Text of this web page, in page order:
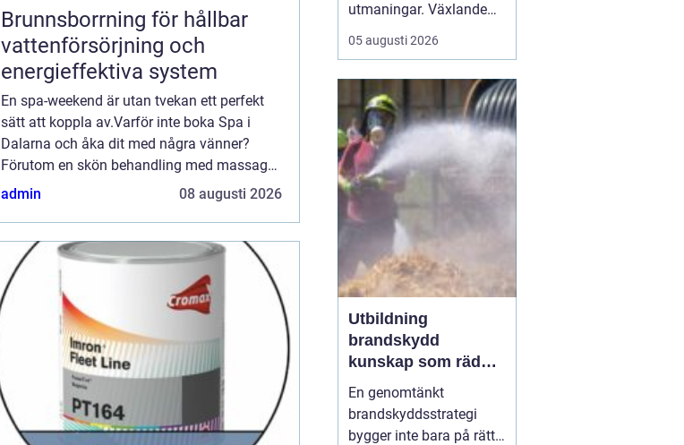
Brunnsborrning för hållbar
vattenförsörjning och
energieffektiva system
En spa-weekend är utan tvekan ett perfekt
sätt att koppla av.Varför inte boka Spa i
Dalarna och åka dit med några vänner?
Förutom en skön behandling med massage
kan du även njuta av god mat samtidigt
admin 08 augusti 2026
utmaningar. Växlande
temperaturer, vägsalt,
grus, snöslask och långa
både lack, underrede och
teknik. Många bilägare
söker därför
05 augusti 2026
Utbildning
brandskydd
kunskap som räddar
liv och skyddar
verksamheter
En genomtänkt
brandskyddsstrategi
bygger inte bara på rätt